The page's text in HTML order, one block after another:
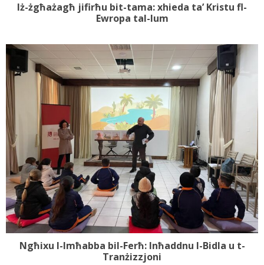
Iż-żgħażagħ jifirħu bit-tama: xhieda ta’ Kristu fl-
Ewropa tal-lum
Ngħixu l-Imħabba bil-Ferħ: Inħaddnu l-Bidla u t-
Tranżizzjoni